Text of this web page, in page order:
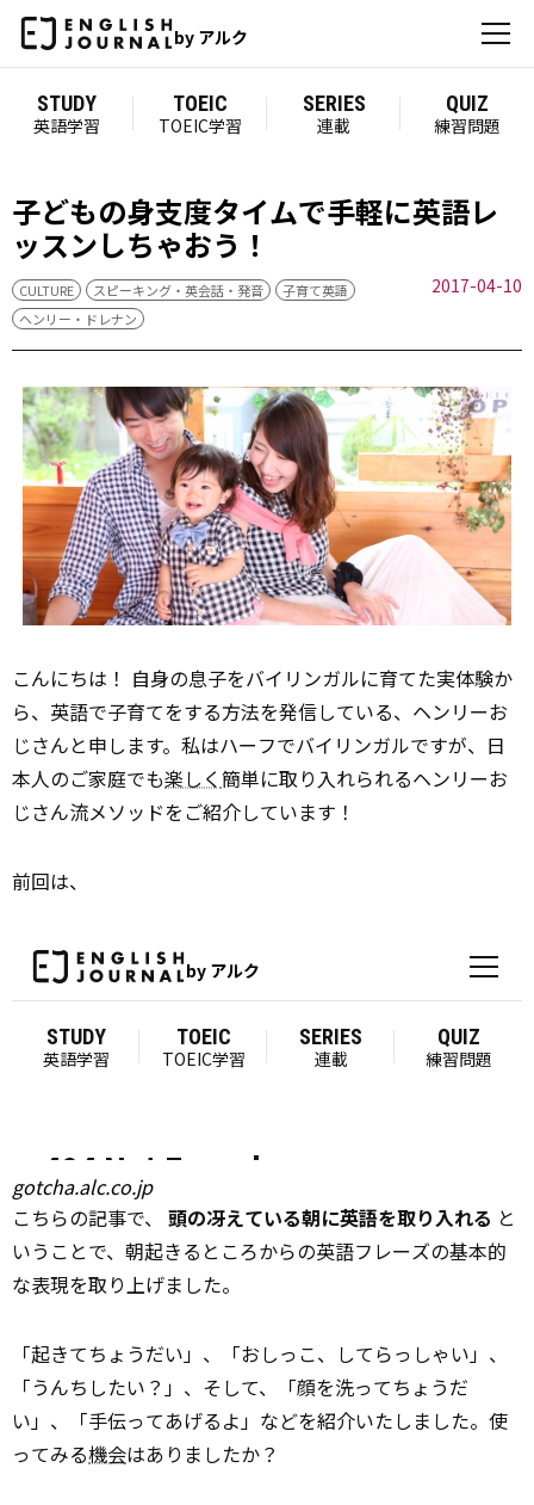
by アルク
STUDY
英語学習
TOEIC
TOEIC学習
SERIES
連載
QUIZ
練習問題
子どもの身支度タイムで手軽に英語レ
ッスンしちゃおう！
CULTURE スピーキング・英会話・発音
子育て英語
ヘンリー・ドレナン
2017-04-10
こんにちは！ 自身の息子をバイリンガルに育てた実体験か
ら、英語で子育てをする方法を発信している、ヘンリーお
じさんと申します。私はハーフでバイリンガルですが、日
本人のご家庭でも楽しく簡単に取り入れられるヘンリーお
じさん流メソッドをご紹介しています！
前回は、
gotcha.alc.co.jp
こちらの記事で、 頭の冴えている朝に英語を取り入れる と
いうことで、朝起きるところからの英語フレーズの基本的
な表現を取り上げました。
「起きてちょうだい」、「おしっこ、してらっしゃい」、
「うんちしたい？」、そして、「顔を洗ってちょうだ
い」、「手伝ってあげるよ」などを紹介いたしました。使
ってみる機会はありましたか？